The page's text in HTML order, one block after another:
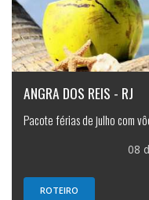
ANGRA DOS REIS - RJ
Pacote férias de julho com
08
ROTEIRO